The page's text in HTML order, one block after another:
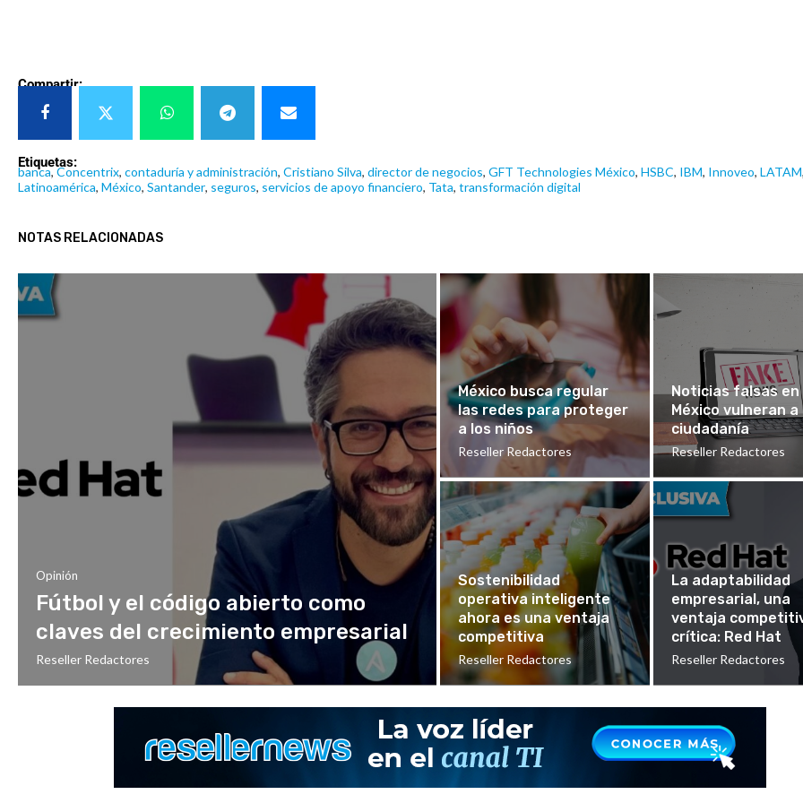
Compartir:
Etiquetas:
banca,Concentrix, contaduría y administración, Cristiano Silva, director de negocios, GFT Technologies México, HSBC, IBM, Innoveo, LATAM
Latinoamérica, México, Santander, seguros, servicios de apoyo financiero, Tata, transformación digital
NOTAS RELACIONADAS
Opinión
Fútbol y el código abierto como
claves del crecimiento empresarial
Reseller Redactores
México busca regular
las redes para proteger
a los niños
Reseller Redactores
Noticias falsas en
México vulneran a
ciudadanía
Reseller Redactores
Sostenibilidad
operativa inteligente
ahora es una ventaja
competitiva
Reseller Redactores
La adaptabilidad
empresarial, una
ventaja
crítica: Red Hat
Reseller Redactores